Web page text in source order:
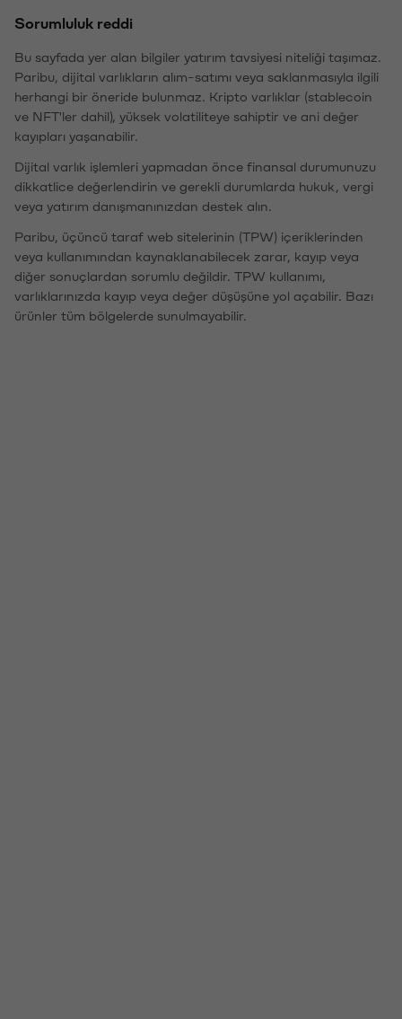
Sorumluluk reddi
Bu sayfada yer alan bilgiler yatırım tavsiyesi niteliği taşımaz.
Paribu, dijital varlıkların alım-satımı veya saklanmasıyla ilgili
herhangi bir öneride bulunmaz. Kripto varlıklar (stablecoin
ve NFT'ler dahil), yüksek volatiliteye sahiptir ve ani değer
kayıpları yaşanabilir.
Dijital varlık işlemleri yapmadan önce finansal durumunuzu
dikkatlice değerlendirin ve gerekli durumlarda hukuk, vergi
veya yatırım danışmanınızdan destek alın.
Paribu, üçüncü taraf web sitelerinin (TPW) içeriklerinden
veya kullanımından kaynaklanabilecek zarar, kayıp veya
diğer sonuçlardan sorumlu değildir. TPW kullanımı,
varlıklarınızda kayıp veya değer düşüşüne yol açabilir. Bazı
ürünler tüm bölgelerde sunulmayabilir.